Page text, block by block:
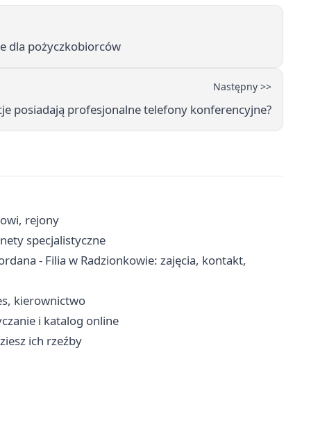
dla pożyczkobiorców
Następny >>
posiadają profesjonalne telefony konferencyjne?
rejony
specjalistyczne
- Filia w Radzionkowie: zajęcia, kontakt,
kierownictwo
i katalog online
ich rzeźby